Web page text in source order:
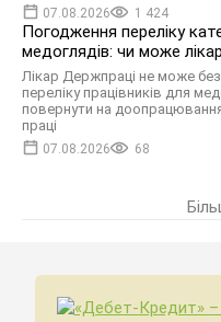
07.08.2026 1 424
Погодження переліку
медоглядів: чи може
Лікар Держпраці не може
переліку працівників для
повернути на
праці
07.08.2026 68